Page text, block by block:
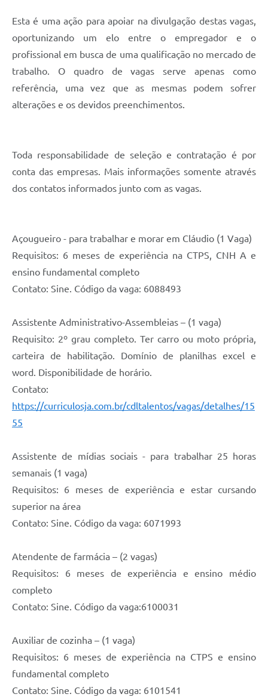
Esta é uma ação para apoiar na divulgação destas vagas,
oportunizando um elo entre o empregador e o
profissional em busca de uma qualificação no mercado de
trabalho. O quadro de vagas serve apenas como
referência, uma vez que as mesmas podem sofrer
alterações e os devidos preenchimentos.
Toda responsabilidade de seleção e contratação é por
conta das empresas. Mais informações somente através
dos contatos informados junto com as vagas.
Açougueiro - para trabalhar e morar em Cláudio (1 Vaga)
Requisitos: 6 meses de experiência na CTPS, CNH A e
ensino fundamental completo
Contato: Sine. Código da vaga: 6088493
Assistente Administrativo-Assembleias – (1 vaga)
Requisito: 2º grau completo. Ter carro ou moto própria,
carteira de habilitação. Domínio de planilhas excel e
word. Disponibilidade de horário.
Contato:
https://curriculosja.com.br/cdltalentos/vagas/detalhes/15
55
Assistente de mídias sociais - para trabalhar 25 horas
semanais (1 vaga)
Requisitos: 6 meses de experiência e estar cursando
superior na área
Contato: Sine. Código da vaga: 6071993
Atendente de farmácia – (2 vagas)
Requisitos: 6 meses de experiência e ensino médio
completo
Contato: Sine. Código da vaga:6100031
Auxiliar de cozinha – (1 vaga)
Requisitos: 6 meses de experiência na CTPS e ensino
fundamental completo
Contato: Sine. Código da vaga: 6101541